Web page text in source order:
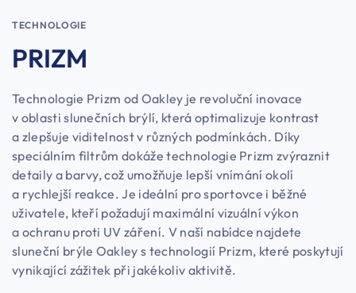
TECHNOLOGIE
PRIZM
Technologie Prizm od Oakley je revoluční inovace
v oblasti slunečních brýlí, která optimalizuje kontrast
a zlepšuje viditelnost v různých podmínkách. Díky
speciálním filtrům dokáže technologie Prizm zvýraznit
detaily a barvy, což umožňuje lepší vnímání okolí
a rychlejší reakce. Je ideální pro sportovce i běžné
uživatele, kteří požadují maximální vizuální výkon
a ochranu proti UV záření. V naší nabídce najdete
sluneční brýle Oakley s technologií Prizm, které poskytují
vynikající zážitek při jakékoliv aktivitě.